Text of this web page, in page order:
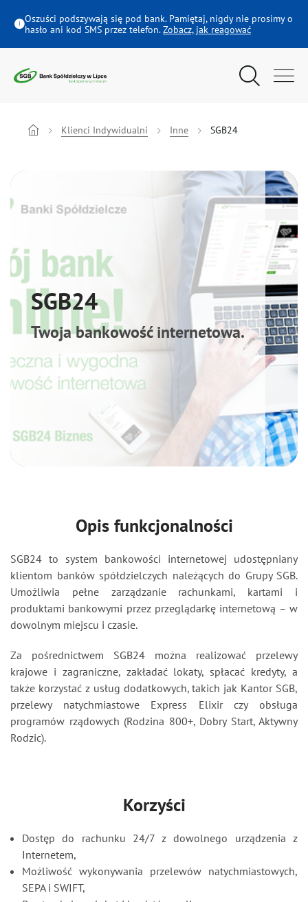
Oszuści podszywają się pod bank. Pamiętaj, nigdy nie prosimy o
hasło ani kod SMS przez telefon.Zobacz, jak reagować
Wyszukiwarka
Klienci Indywidualni
Firmy i instytucje
Oferta dla Młodych
Ubezpieczenia
Aktualności
Kontakt
Moje dokumenty
Klienci Indywidualni Inne SGB24
SGB24
Twoja bankowość internetowa.
Opis funkcjonalności
SGB24 to system bankowości internetowej udostępniany
klientom banków spółdzielczych należących do Grupy SGB.
Umożliwia pełne zarządzanie rachunkami, kartami i
produktami bankowymi przez przeglądarkę internetową – w
dowolnym miejscu i czasie.
Za pośrednictwem SGB24 można realizować przelewy
krajowe i zagraniczne, zakładać lokaty, spłacać kredyty, a
także korzystać z usług dodatkowych, takich jak Kantor SGB,
przelewy natychmiastowe Express Elixir czy obsługa
programów rządowych (Rodzina 800+, Dobry Start, Aktywny
Rodzic).
Korzyści
Dostęp do rachunku 24/7 z dowolnego urządzenia z
Internetem,
Możliwość wykonywania przelewów natychmiastowych,
SEPA i SWIFT,